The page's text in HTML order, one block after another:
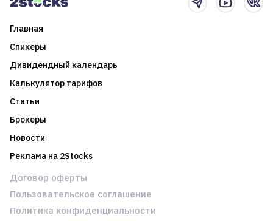
Главная
Спикеры
Дивидендный календарь
Калькулятор тарифов
Статьи
Брокеры
Новости
Реклама на 2Stocks
Договор оферты
Пользовательское соглашение
Политика конфиденциальности